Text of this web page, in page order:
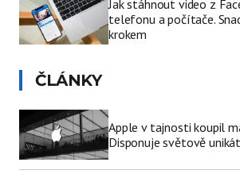
Jak stáhnout video z
telefonu a počítače.
krokem
ČLÁNKY
Apple v tajnosti koupil
Disponuje světově